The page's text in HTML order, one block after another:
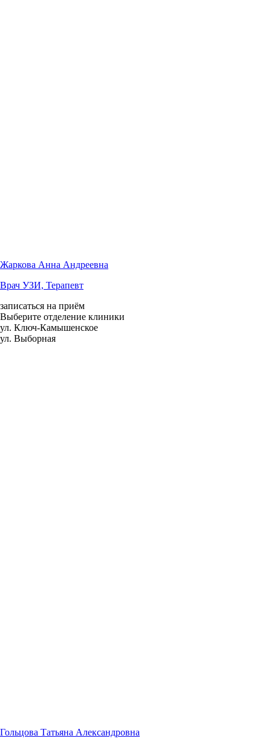
Жаркова Анна Андреевна
Врач УЗИ, Терапевт
записаться на приём
Выберите отделение клиники
ул. Ключ-Камышенское
ул. Выборная
Гольцова Татьяна Александровна